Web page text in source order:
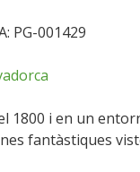
PG-001429
1800 i en un
fantàstiques